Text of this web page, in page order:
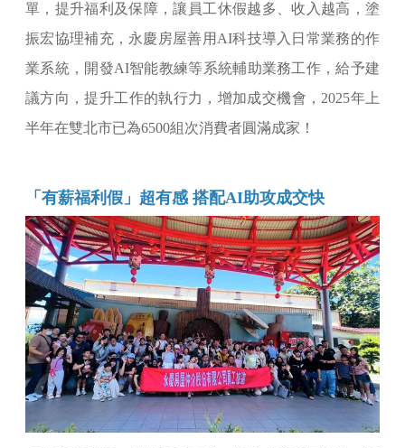
單，提升福利及保障，讓員工休假越多、收入越高，塗
振宏協理補充，永慶房屋善用AI科技導入日常業務的作
業系統，開發AI智能教練等系統輔助業務工作，給予建
議方向，提升工作的執行力，增加成交機會，2025年上
半年在雙北市已為6500組次消費者圓滿成家！
「有薪福利假」超有感 搭配AI助攻成交快